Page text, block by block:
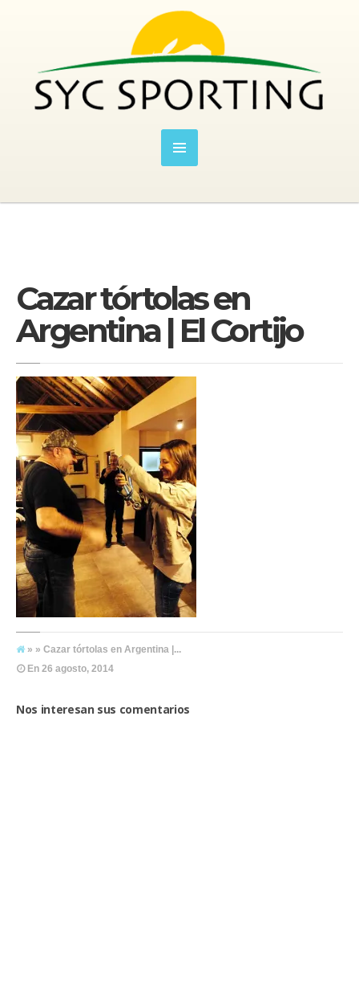
Cazar tórtolas en
Argentina | El Cortijo
» » Cazar tórtolas en Argentina |...
En 26 agosto, 2014
Nos interesan sus comentarios